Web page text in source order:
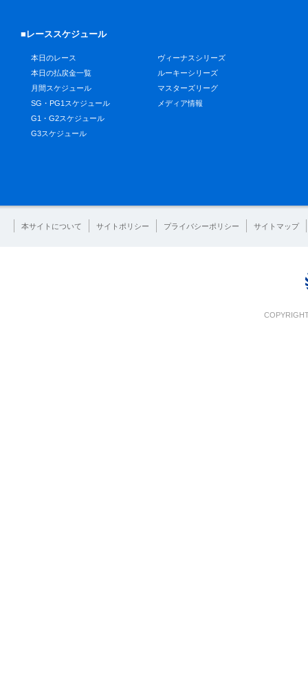
■レーススケジュール
本日のレース
本日の払戻金一覧
月間スケジュール
SG・PG1スケジュール
G1・G2スケジュール
G3スケジュール
ヴィーナスシリーズ
ルーキーシリーズ
マスターズリーグ
メディア情報
本サイトについて サイトポリシー プライバシーポリシー サイトマップ